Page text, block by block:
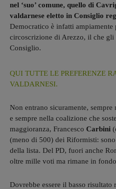
nel ‘suo’ comune, quello di
valdarnese eletto in Consiglio
Democratico è infatti
circoscrizione di Arezzo, il che gli
Consiglio.
QUI TUTTE LE PREFERENZE
VALDARNESI.
Non entrano sicuramente,
e sempre nella coalizione che
maggioranza, Francesco Carbini
(meno di 500) dei Riformisti:
della lista. Del PD, fuori anche
oltre mille voti ma rimane in
Dovrebbe essere il basso